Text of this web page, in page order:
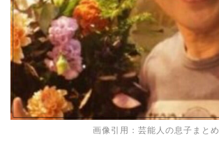
画像引用：芸能人の息子まとめ